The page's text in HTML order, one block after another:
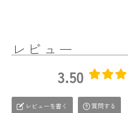
レビュー
3.50
レビューを書く 質問する